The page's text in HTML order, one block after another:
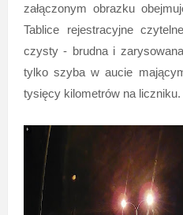
załączonym obrazku
Tablice rejestracyjne
czysty - brudna i
tylko szyba w aucie
tysięcy kilometrów na liczniku.